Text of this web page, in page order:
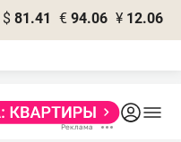
$ 81.41 € 94.06 ¥ 12.06